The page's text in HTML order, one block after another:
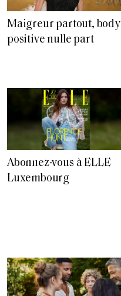
Maigreur partout, body
positive nulle part
Abonnez-vous à ELLE
Luxembourg